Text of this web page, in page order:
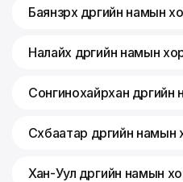
Баянзүрх дүүргийн намын
Налайх дүүргийн намын
Сонгинохайрхан
Сүхбаатар дүүргийн
Хан-Уул дүүргийн намын